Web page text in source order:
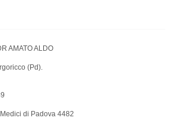
AMATO ALDO
(Pd).
di Padova 4482